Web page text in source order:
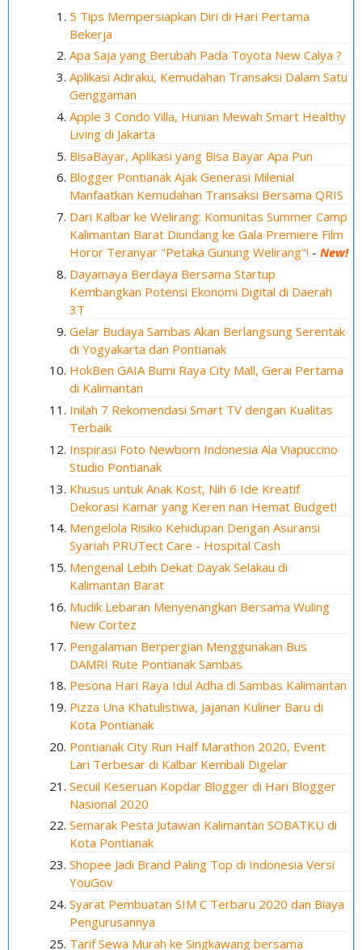
5 Tips Mempersiapkan Diri di Hari Pertama
Bekerja
Apa Saja yang Berubah Pada Toyota New Calya ?
Aplikasi Adiraku, Kemudahan Transaksi Dalam Satu
Genggaman
Apple 3 Condo Villa, Hunian Mewah Smart Healthy
Living di Jakarta
BisaBayar, Aplikasi yang Bisa Bayar Apa Pun
Blogger Pontianak Ajak Generasi Milenial
Manfaatkan Kemudahan Transaksi Bersama QRIS
Dari Kalbar ke Welirang: Komunitas Summer Camp
Kalimantan Barat Diundang ke Gala Premiere Film
Horor Teranyar "Petaka Gunung Welirang"! -New!
Dayamaya Berdaya Bersama Startup
Kembangkan Potensi Ekonomi Digital di Daerah
3T
Gelar Budaya Sambas Akan Berlangsung Serentak
di Yogyakarta dan Pontianak
HokBen GAIA Bumi Raya City Mall, Gerai Pertama
di Kalimantan
Inilah 7 Rekomendasi Smart TV dengan Kualitas
Terbaik
Inspirasi Foto Newborn Indonesia Ala Viapuccino
Studio Pontianak
Khusus untuk Anak Kost, Nih 6 Ide Kreatif
Dekorasi Kamar yang Keren nan Hemat Budget!
Mengelola Risiko Kehidupan Dengan Asuransi
Syariah PRUTect Care - Hospital Cash
Mengenal Lebih Dekat Dayak Selakau di
Kalimantan Barat
Mudik Lebaran Menyenangkan Bersama Wuling
New Cortez
Pengalaman Berpergian Menggunakan Bus
DAMRI Rute Pontianak Sambas
Pesona Hari Raya Idul Adha di Sambas Kalimantan
Pizza Una Khatulistiwa, Jajanan Kuliner Baru di
Kota Pontianak
Pontianak City Run Half Marathon 2020, Event
Lari Terbesar di Kalbar Kembali Digelar
Secuil Keseruan Kopdar Blogger di Hari Blogger
Nasional 2020
Semarak Pesta Jutawan Kalimantan SOBATKU di
Kota Pontianak
Shopee Jadi Brand Paling Top di Indonesia Versi
YouGov
Syarat Pembuatan SIM C Terbaru 2020 dan Biaya
Pengurusannya
Tarif Sewa Murah ke Singkawang bersama